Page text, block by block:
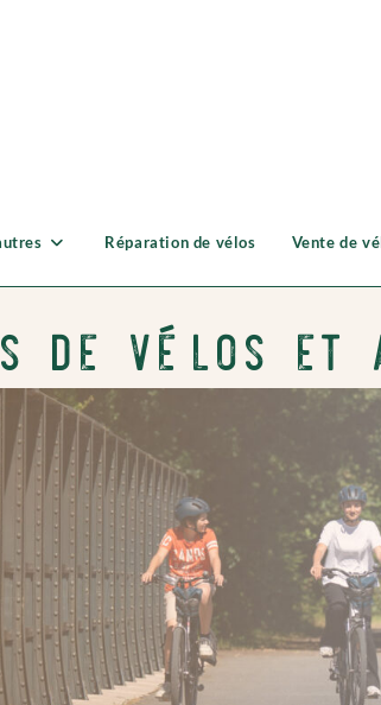
Réparation de vélos Vente de
de vélos et